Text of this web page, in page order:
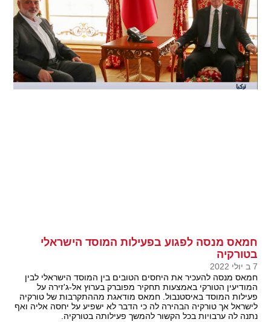
חמאס מנסה לפגוע בפעילות המוסד הישראלי
בטורקיה
7 ב יולי 2022
חמאס מנסה להעכיר את היחסים הטובים בין המוסד הישראלי לבין
המודיעין הטורקי באמצעות תחקיר מפוברק בערוץ אל-ג'זירה על
פעילות המוסד באיסטנבול. חמאס מודאגת מההתקרבות של טורקיה
לישראל אך טורקיה הבהירה לה כי הדבר לא ישפיע על יחסה אליה ואף
נתנה לה ערבויות בכל הקשור להמשך פעילותה בטורקיה.